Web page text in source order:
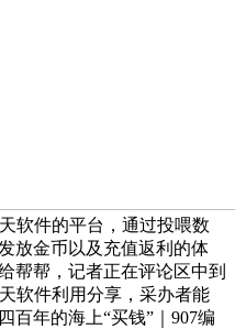
软件的平台，通过投喂数
放金币以及充值返利的体
帮帮，记者正在评论区中到
软件利用分享，采办者能
百年的海上“买钱”｜907编